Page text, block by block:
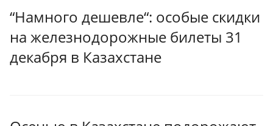
“Намного дешевле“: особые скидки
на железнодорожные билеты 31
декабря в Казахстане